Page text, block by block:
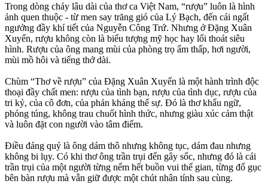
Trong dòng chảy lâu dài của thơ ca Việt Nam, “rượu” luôn là hình
ảnh quen thuộc - từ men say trăng gió của Lý Bạch, đến cái ngất
ngưởng đầy khí tiết của Nguyễn Công Trứ. Nhưng ở Đặng Xuân
Xuyến, rượu không còn là biểu tượng mỹ học hay lối thoát siêu
hình. Rượu của ông mang mùi của phòng trọ ẩm thấp, hơi người,
mùi mồ hôi và tiếng thở dài.
Chùm “Thơ về rượu” của Đặng Xuân Xuyến là một hành trình độc
thoại đầy chất men: rượu của tình bạn, rượu của tình dục, rượu của
tri kỷ, của cô đơn, của phản kháng thế sự. Đó là thơ khẩu ngữ,
phóng túng, không trau chuốt hình thức, nhưng giàu xúc cảm thật
và luôn đặt con người vào tâm điểm.
Điều đáng quý là ông dám thô nhưng không tục, dám đau nhưng
không bi lụy. Có khi thơ ông trần trụi đến gây sốc, nhưng đó là cái
trần trụi của một người từng nếm hết buồn vui thế gian, từng đổ gục
bên bàn rượu mà vẫn giữ được một chút nhân tính sau cùng.